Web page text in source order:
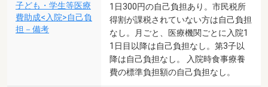
子ども・学生等医療
費助成<入院>自己負
担－備考
1日300円の自己負担あり。市民税所
得割が課税されていない方は自己負担
なし。月ごと、医療機関ごとに入院1
1日目以降は自己負担なし。第3子以
降は自己負担なし。 入院時食事療養
費の標準負担額の自己負担なし。